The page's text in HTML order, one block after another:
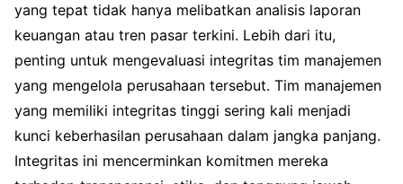
yang tepat tidak hanya melibatkan analisis laporan
keuangan atau tren pasar terkini. Lebih dari itu,
penting untuk mengevaluasi integritas tim manajemen
yang mengelola perusahaan tersebut. Tim manajemen
yang memiliki integritas tinggi sering kali menjadi
kunci keberhasilan perusahaan dalam jangka panjang.
Integritas ini mencerminkan komitmen mereka